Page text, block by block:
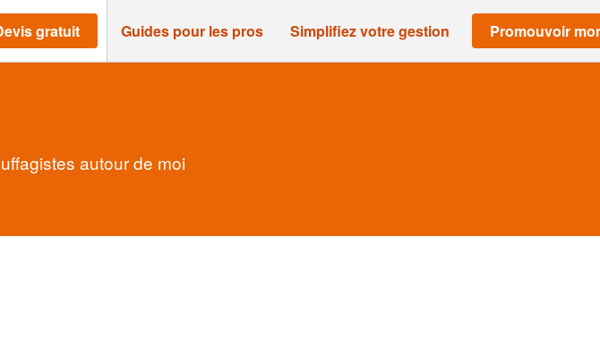
gratuit Guides pour les pros Simplifiez votre gestion Promouvoir
autour de moi